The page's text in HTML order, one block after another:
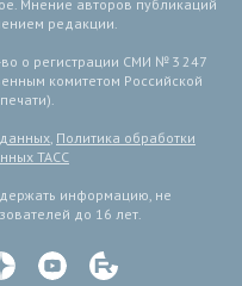
Мнение авторов публикаций
редакции.
о регистрации СМИ № 3 247
комитетом Российской
Политика обработки
ТАСС
информацию, не
до 16 лет.